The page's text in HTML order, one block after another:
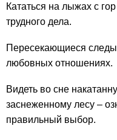
Кататься на лыжах с
трудного дела.
Пересекающиеся следы
любовных отношениях.
Видеть во сне
заснеженному лесу –
правильный выбор.